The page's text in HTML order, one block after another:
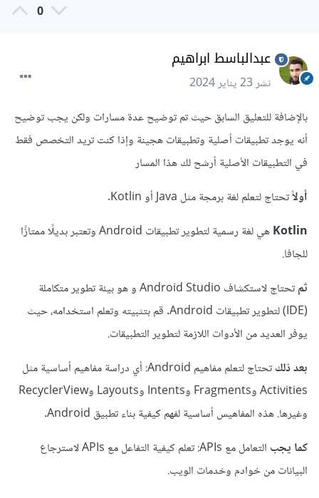
0
عبدالباسط ابراهيم
نشر23 يناير 2024
بالإضافة للتعليق السابق حيث تم توضيح عدة مسارات ولكن يجب توضيح
أنه يوجد تطبيقات أصلية وتطبيقات هجينة وإذا كنت تريد التخصص فقط
في التطبيقات الأصلية أرشح لك هذا المسار
أولاًتحتاج لتعلم لغة برمجة مثل Java أو Kotlin.
Kotlin
هي لغة رسمية لتطوير تطبيقات Android وتعتبر بديلًا ممتازًا
للجافا.
ثم
تحتاج لاستكشاف Android Studio و هو بيئة تطوير متكاملة
(IDE) لتطوير تطبيقات Android. قم بتثبيته وتعلم استخدامه، حيث
يوفر العديد من الأدوات اللازمة لتطوير التطبيقات.
بعد ذلك
تحتاج لتعلم مفاهيم Android: أي دراسة مفاهيم أساسية مثل
Activities وFragments وIntents وLayouts وRecyclerView
وغيرها. هذه المفاهيس أساسية لفهم كيفية بناء تطبيق Android.
كما يجب
التعامل مع APIs: تعلم كيفية التفاعل مع APIs لاسترجاع
البيانات من خوادم وخدمات الويب.